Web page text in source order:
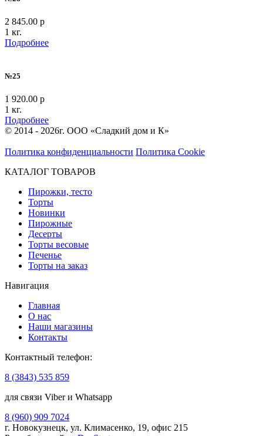
2 845.00 р
1 кг.
Подробнее
№25
1 920.00 р
1 кг.
Подробнее
© 2014 - 2026г. ООО «Сладкий дом и К»
Политика конфиденциальности Политика Cookie
КАТАЛОГ ТОВАРОВ
Пирожки, тесто
Торты
Новинки
Пирожные
Десерты
Торты весовые
Печенье
Торты на заказ
Навигация
Главная
О нас
Наши магазины
Контакты
Контактный телефон:
8 (3843) 535 859
для связи Viber и Whatsapp
8 (960) 909 7024
г. Новокузнецк, ул. Климасенко, 19, офис 215